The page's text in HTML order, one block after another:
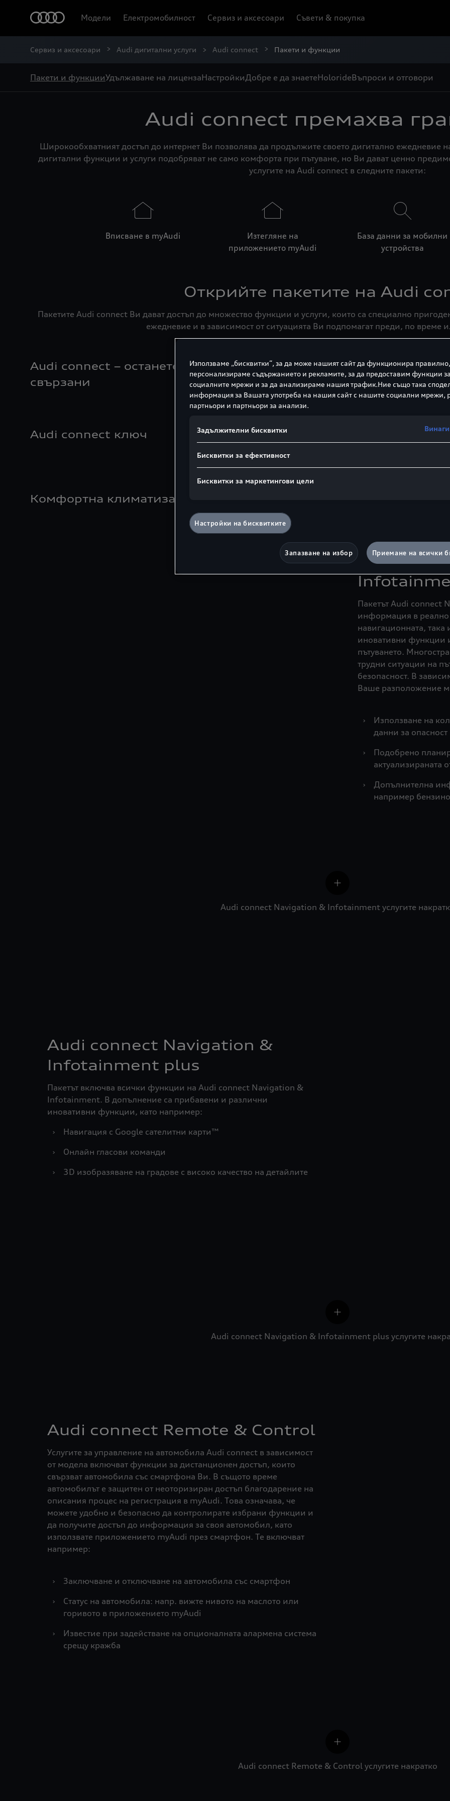
Модели Електромобилност Сервиз и аксесоари Съвети & покупка
Сервиз и аксесоари Audi дигитални услуги Audi connect Пакети и функции
Пакети и функцииУдължаване на лицензаНастройкиДобре е да знаетеHolorideВъпроси и отговори
Audi connect премахва
Широкообхватният достъп до интернет Ви позволява да продължите своето дигитално ежедневие
дигитални функции и услуги подобряват не само комфорта при пътуване, но Ви дават ценно
услугите на Audi connect в следните пакети:
Вписване в myAudi
Изтегляне на
приложението myAudi
База данни за мобилни
устройства
Открийте пакетите на Audi
Пакетите Audi connect Ви дават достъп до множество функции и услуги, които са специално
ежедневие и в зависимост от ситуацията Ви подпомагат преди, по време
Audi connect – останете
свързани
Audi connect Спешно обаждане
и сервиз, включващо
управление на автомобила
Audi connect ключ Времето
Комфортна климатизация
Audi
Пакетът Audi connect
информация в реално
навигационната,
иновативни функции
пътуването.
трудни ситуации на
безопасност. В
Ваше разположение
›
Използване на
данни за опасност
›
Подобрено
актуализираната
›
Допълнителна
например
Audi connect Navigation & Infotainment услугите
Audi connect Navigation &
Infotainment plus
Пакетът включва всички функции на Audi connect Navigation &
Infotainment. В допълнение са прибавени и различни
иновативни функции, като например:
›
Навигация с Google сателитни карти™
›
Онлайн гласови команди
›
3D изобразяване на градове с високо качество на детайлите
Audi connect Navigation & Infotainment plus услугите
Audi connect Remote & Control
Услугите за управление на автомобила Audi connect в зависимост
от модела включват функции за дистанционен достъп, които
свързват автомобила със смартфона Ви. В същото време
автомобилът е защитен от неоторизиран достъп благодарение на
описания процес на регистрация в myAudi. Това означава, че
можете удобно и безопасно да контролирате избрани функции и
да получите достъп до информация за своя автомобил, като
използвате приложението myAudi през смартфон. Те включват
например:
›
Заключване и отключване на автомобила със смартфон
›
Статус на автомобила: напр. вижте нивото на маслото или
горивото в приложението myAudi
›
Известие при задействане на опционалната алармена система
срещу кражба
Audi connect Remote & Control услугите накратко
Използваме „бисквитки“, за да може нашият сайт да функционира
персонализираме съдържанието и рекламите, за да предоставим функции
социалните мрежи и за да анализираме нашия трафик.Ние също така
информация за Вашата употреба на нашия сайт с нашите социални мрежи,
партньори и партньори за анализи.
Задължителни бисквитки
Бисквитки за ефективност
Бисквитки за маркетингови цели
Настройки на бисквитките
Запазване на избор Приемане на всички